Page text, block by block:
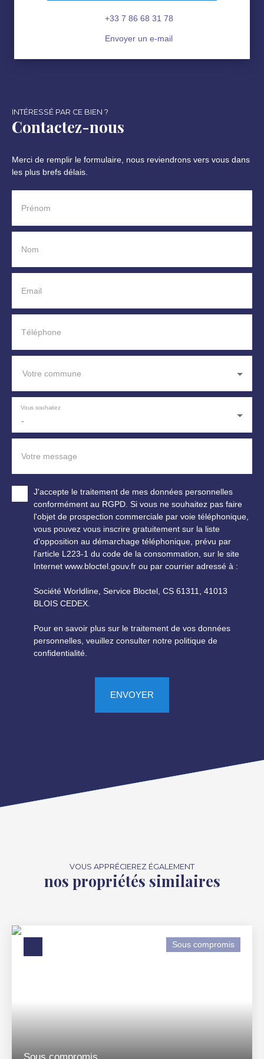
+33 7 86 68 31 78
Envoyer un e-mail
INTÉRESSÉ PAR CE BIEN ?
Contactez-nous
Merci de remplir le formulaire, nous reviendrons vers vous dans
les plus brefs délais.
Prénom
Nom
Email
Téléphone
Votre commune
-
Vous souhaitez
Votre message
J'accepte le traitement de mes données personnelles
conformément au RGPD. Si vous ne souhaitez pas faire
l'objet de prospection commerciale par voie téléphonique,
vous pouvez vous inscrire gratuitement sur la liste
d'opposition au démarchage téléphonique, prévu par
l'article L223-1 du code de la consommation, sur le site
Internet www.bloctel.gouv.fr ou par courrier adressé à :
Société Worldline, Service Bloctel, CS 61311, 41013
BLOIS CEDEX.
Pour en savoir plus sur le traitement de vos données
personnelles, veuillez consulter notre politique de
confidentialité
ENVOYER
VOUS APPRÉCIEREZ ÉGALEMENT
nos propriétés similaires
Sous compromis
Sous compromis